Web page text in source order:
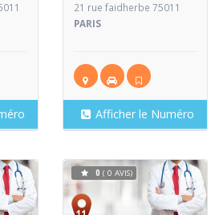
21 rue faidherbe 75011
PARIS
Afficher le Numéro
Voir Voir
Fiche
0 ( 0 AVIS)
Fiche